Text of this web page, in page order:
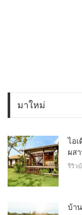
มาใหม่
ไอ
ผส
รีวิว
บ้า